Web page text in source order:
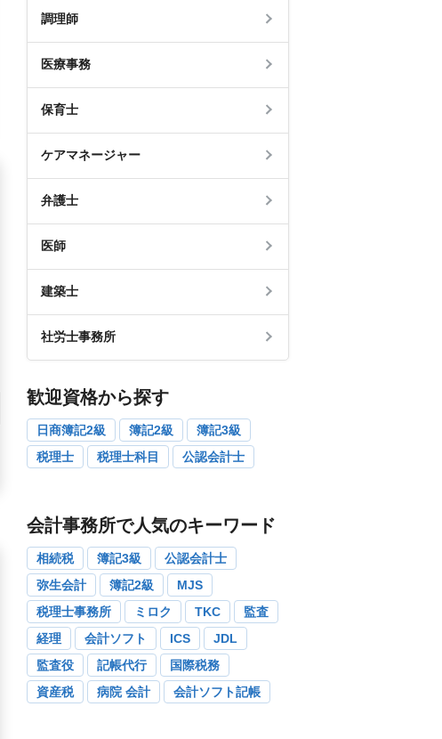
調理師
医療事務
保育士
ケアマネージャー
弁護士
医師
建築士
社労士事務所
歓迎資格から探す
日商簿記2級 簿記2級
簿記3級
税理士
税理士科目 公認会計士
会計事務所で人気のキーワード
相続税 簿記3級
公認会計士
弥生会計
簿記2級
MJS
税理士事務所
ミロク TKC
監査
経理
会計ソフト ICS
JDL
監査役
記帳代行
国際税務
資産税
病院 会計 会計ソフト記帳